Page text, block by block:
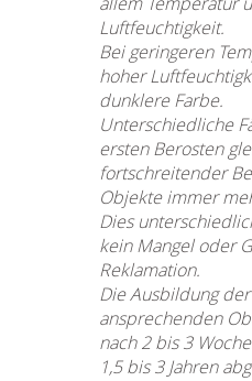
Luftfeuchtigkeit.
Bei geringeren
hoher
dunklere Farbe.
Unterschiedliche
ersten Berosten
fortschreitender
Objekte immer
Dies
kein Mangel oder
Reklamation.
Die Ausbildung
ansprechenden
nach 2 bis 3
1,5 bis 3 Jahren